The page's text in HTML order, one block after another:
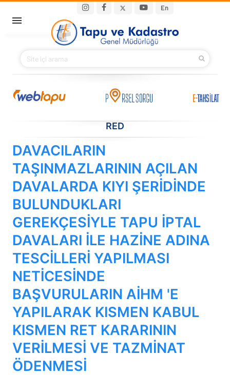
En
Main navigation
BAKANIMIZ
KURUMSAL
E-HİZMETLER
İLETIŞIM
S.S.S.
RED
DAVACILARIN
TAŞINMAZLARININ AÇILAN
DAVALARDA KIYI ŞERİDİNDE
BULUNDUKLARI
GEREKÇESİYLE TAPU İPTAL
DAVALARI İLE HAZİNE ADINA
TESCİLLERİ YAPILMASI
NETİCESİNDE
BAŞVURULARIN AİHM 'E
YAPILARAK KISMEN KABUL
KISMEN RET KARARININ
VERİLMESİ VE TAZMİNAT
ÖDENMESİ